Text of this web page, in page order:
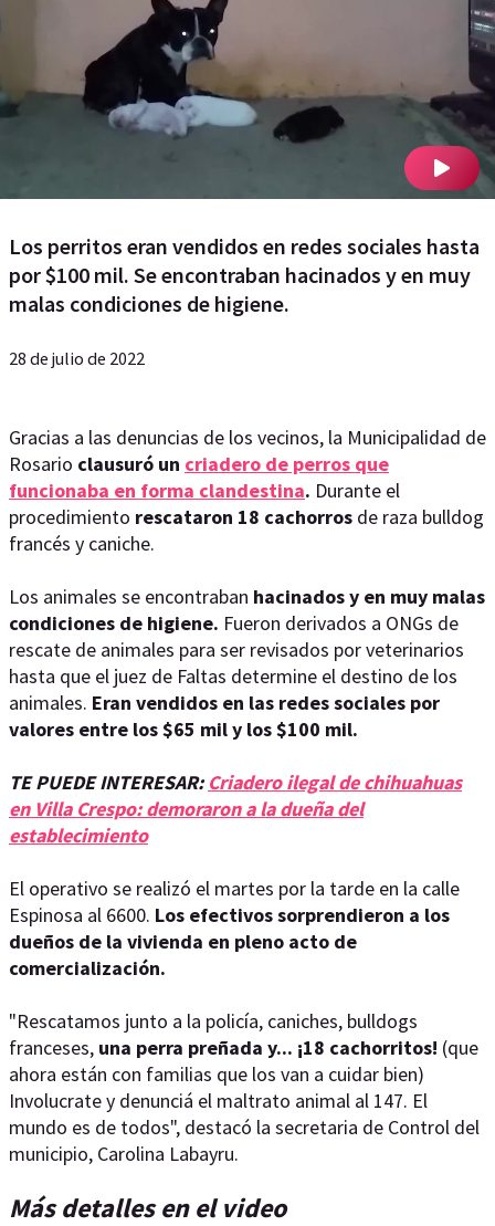
Los perritos eran vendidos en redes sociales hasta
por $100 mil. Se encontraban hacinados y en muy
malas condiciones de higiene.
28 de julio de 2022
Gracias a las denuncias de los vecinos, la Municipalidad de
Rosario clausuró un criadero de perros que
funcionaba en forma clandestina. Durante el
procedimiento rescataron 18 cachorros de raza bulldog
francés y caniche.
Los animales se encontraban hacinados y en muy malas
condiciones de higiene. Fueron derivados a ONGs de
rescate de animales para ser revisados por veterinarios
hasta que el juez de Faltas determine el destino de los
animales. Eran vendidos en las redes sociales por
valores entre los $65 mil y los $100 mil.
TE PUEDE INTERESAR:Criadero ilegal de chihuahuas
en Villa Crespo: demoraron a la dueña del
establecimiento
El operativo se realizó el martes por la tarde en la calle
Espinosa al 6600. Los efectivos sorprendieron a los
dueños de la vivienda en pleno acto de
comercialización.
"Rescatamos junto a la policía, caniches, bulldogs
franceses, una perra preñada y... ¡18 cachorritos! (que
ahora están con familias que los van a cuidar bien)
Involucrate y denunciá el maltrato animal al 147. El
mundo es de todos", destacó la secretaria de Control del
municipio, Carolina Labayru.
Más detalles en el video